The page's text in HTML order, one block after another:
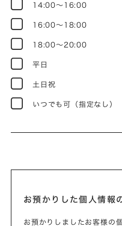
14:00～16:00
16:00～18:00
18:00～20:00
平日
土日祝
いつでも可（指定なし）
お預かりした個人情報
お預かりしましたお客様の